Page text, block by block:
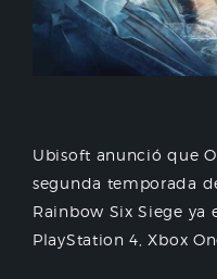
Ubisoft anunció que
segunda temporada
Rainbow Six Siege ya
PlayStation 4, Xbox